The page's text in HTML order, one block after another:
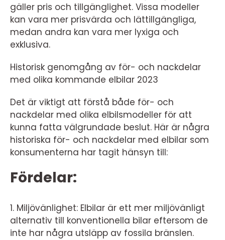
gäller pris och tillgänglighet. Vissa modeller
kan vara mer prisvärda och lättillgängliga,
medan andra kan vara mer lyxiga och
exklusiva.
Historisk genomgång av för- och nackdelar
med olika kommande elbilar 2023
Det är viktigt att förstå både för- och
nackdelar med olika elbilsmodeller för att
kunna fatta välgrundade beslut. Här är några
historiska för- och nackdelar med elbilar som
konsumenterna har tagit hänsyn till:
Fördelar:
1. Miljövänlighet: Elbilar är ett mer miljövänligt
alternativ till konventionella bilar eftersom de
inte har några utsläpp av fossila bränslen.